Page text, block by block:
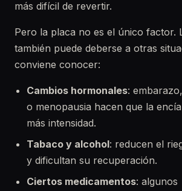
más difícil de revertir.
Pero la placa no es el único factor.
también puede deberse a otras
conviene conocer:
Cambios hormonales:
o menopausia hacen que la
más intensidad.
Tabaco y alcohol: reducen el
y dificultan su recuperación.
Ciertos medicamentos: algunos